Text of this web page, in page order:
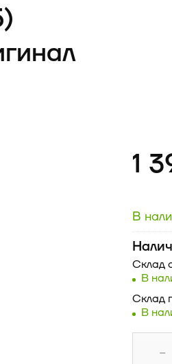
1
В
Склад
В
Склад
В
-